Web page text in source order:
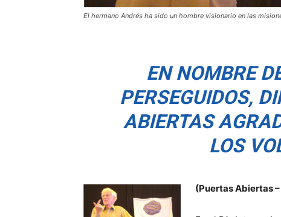
El hermano Andrés ha sido un hombre visionario en las
EN NOMBRE
PERSEGUIDOS,
ABIERTAS
LOS
(Puertas Abiertas